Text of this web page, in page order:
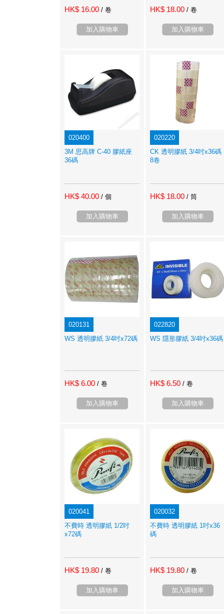
HK$ 16.00 / 卷
加入購物車
HK$ 18.00 / 卷
加入購物車
020400
3M 思高牌 C-40 膠紙座
36碼
HK$ 40.00 / 個
加入購物車
020220
CK 透明膠紙 3/4吋x36碼
8卷
HK$ 18.00 / 筒
加入購物車
020131
WS 透明膠紙 3/4吋x72碼
HK$ 6.00 / 卷
加入購物車
022820
WS 隱形膠紙 3/4吋x36碼
HK$ 6.50 / 卷
加入購物車
020041
不費時 透明膠紙 1/2吋
x72碼
HK$ 19.80 / 卷
加入購物車
020032
不費時 透明膠紙 1吋x36
碼
HK$ 19.80 / 卷
加入購物車